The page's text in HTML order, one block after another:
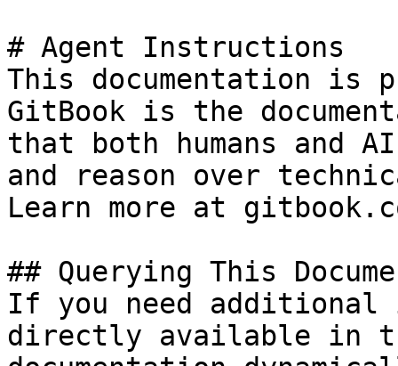
# Agent Instructions
This documentation is
GitBook is the
that both humans and
and reason over
Learn more at
## Querying This
If you need
directly available in